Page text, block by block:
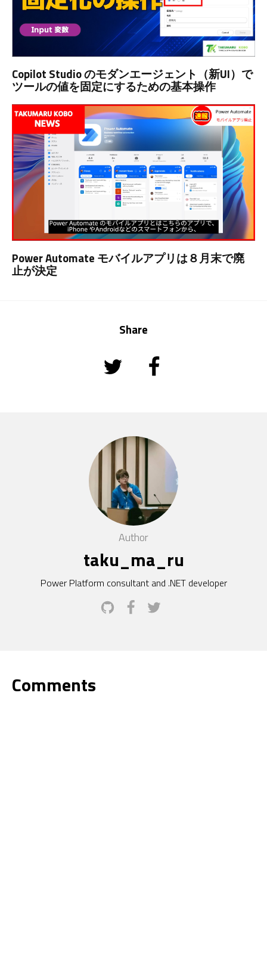
Copilot Studio のモダンエージェント（新UI）で
ツールの値を固定にするための基本操作
Power Automate モバイルアプリは８月末で廃
止が決定
Share
Author
taku_ma_ru
Power Platform consultant and .NET developer
Comments